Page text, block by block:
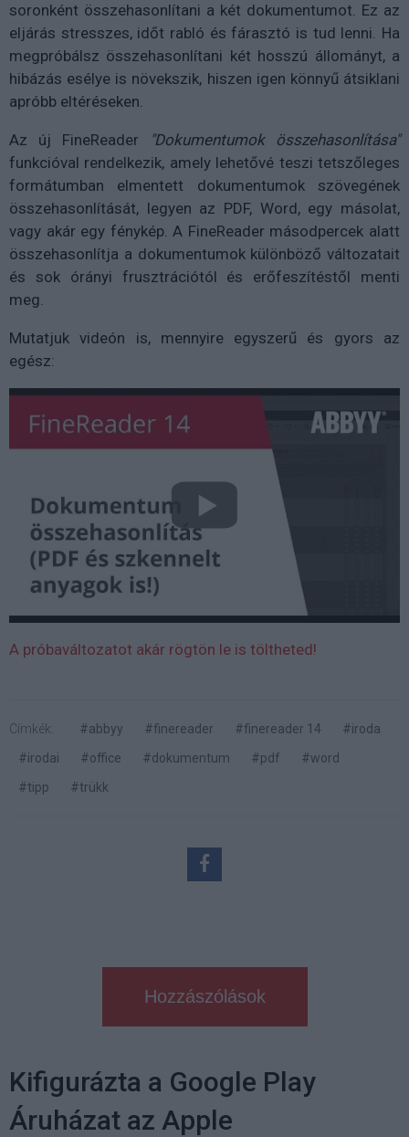
soronként összehasonlítani a két dokumentumot. Ez az
eljárás stresszes, időt rabló és fárasztó is tud lenni. Ha
megpróbálsz összehasonlítani két hosszú állományt, a
hibázás esélye is növekszik, hiszen igen könnyű átsiklani
apróbb eltéréseken.
Az új FineReader
"Dokumentumok összehasonlítása"
funkcióval rendelkezik, amely lehetővé teszi tetszőleges
formátumban elmentett dokumentumok szövegének
összehasonlítását, legyen az PDF, Word, egy másolat,
vagy akár egy fénykép. A FineReader másodpercek alatt
összehasonlítja a dokumentumok különböző változatait
és sok órányi frusztrációtól és erőfeszítéstől menti
meg.
Mutatjuk videón is, mennyire egyszerű és gyors az
egész:
A próbaváltozatot akár rögtön le is töltheted!
Címkék: #abbyy #finereader #finereader 14
#iroda
#irodai
#office #dokumentum #pdf
#word
#tipp
#trükk
Hozzászólások
Kifigurázta a Google Play
Áruházat az Apple